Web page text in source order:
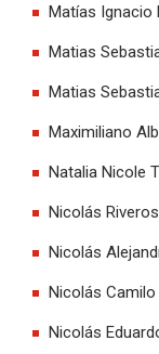
Matías Ignacio
Matias
Matias
Maximiliano
Natalia Nicole
Nicolás
Nicolás
Nicolás
Nicolás